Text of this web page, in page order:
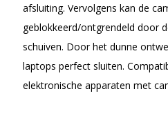
afsluiting. Vervolgens kan de
geblokkeerd/ontgrendeld door
schuiven. Door het dunne
laptops perfect sluiten.
elektronische apparaten met